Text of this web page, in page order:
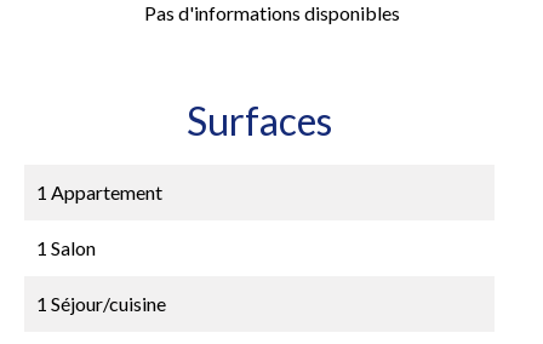
Pas d'informations disponibles
Surfaces
1 Appartement
1 Salon
1 Séjour/cuisine